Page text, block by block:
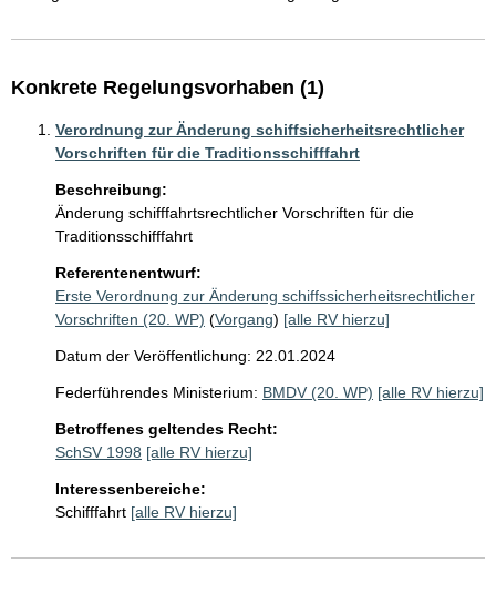
Konkrete Regelungsvorhaben (1)
Verordnung zur Änderung schiffsicherheitsrechtlicher
Vorschriften für die Traditionsschifffahrt
Beschreibung:
Änderung schifffahrtsrechtlicher Vorschriften für die
Traditionsschifffahrt
Referentenentwurf:
Erste Verordnung zur Änderung schiffssicherheitsrechtlicher
Vorschriften (20. WP) (Vorgang) [alle RV hierzu]
Datum der Veröffentlichung: 22.01.2024
Federführendes Ministerium: BMDV (20. WP) [alle RV hierzu]
Betroffenes geltendes Recht:
SchSV 1998 [alle RV hierzu]
Interessenbereiche:
Schifffahrt [alle RV hierzu]